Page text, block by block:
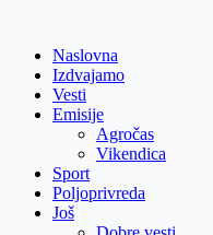
contentNaslovna
Izdvajamo
Vesti
Emisije
Agročas
Vikendica
Sport
Poljoprivreda
Još